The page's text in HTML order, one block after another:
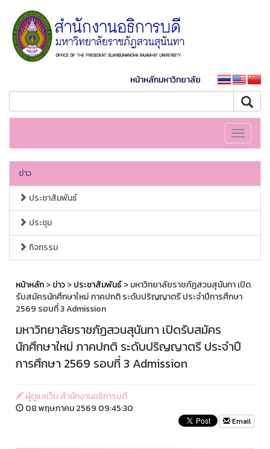
หน้าหลักมหาวิทยาลัย
Toggle
ข่าว
ประชาสัมพันธ์
ประชุม
กิจกรรม
หน้าหลัก>ข่าว>ประชาสัมพันธ์> มหาวิทยาลัยราชภัฏสวนสุนันทา เปิด
รับสมัครนักศึกษาใหม่ ภาคปกติ ระดับปริญญาตรี ประจำปีการศึกษา
2569 รอบที่ 3 Admission
มหาวิทยาลัยราชภัฏสวนสุนันทา เปิดรับสมัคร
นักศึกษาใหม่ ภาคปกติ ระดับปริญญาตรี ประจำปี
การศึกษา 2569 รอบที่ 3 Admission
ผู้ดูแลเว็บ สำนักงานอธิการบดี
08 พฤษภาคม 2569 09:45:30
Email